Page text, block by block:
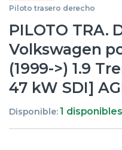
Piloto trasero derecho
PILOTO TRA.
Volkswagen
(1999->) 1.9
47 kW SDI]
Disponible:1 disponibles